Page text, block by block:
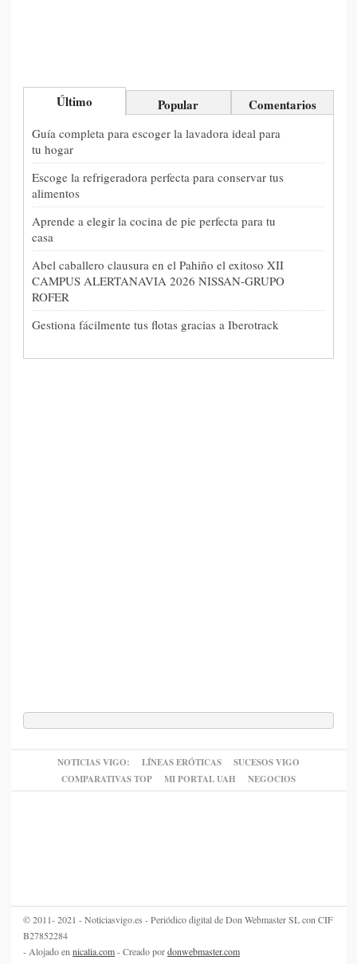
Último Popular Comentarios
Guía completa para escoger la lavadora ideal para
tu hogar
Escoge la refrigeradora perfecta para conservar tus
alimentos
Aprende a elegir la cocina de pie perfecta para tu
casa
Abel caballero clausura en el Pahiño el exitoso XII
CAMPUS ALERTANAVIA 2026 NISSAN-GRUPO
ROFER
Gestiona fácilmente tus flotas gracias a Iberotrack
NOTICIAS VIGO: LÍNEAS ERÓTICAS
SUCESOS VIGO
COMPARATIVAS TOP
MI PORTAL UAH NEGOCIOS
© 2011- 2021 - Noticiasvigo.es - Periódico digital de Don Webmaster SL con CIF
B27852284
- Alojado en nicalia.com- Creado pordonwebmaster.com